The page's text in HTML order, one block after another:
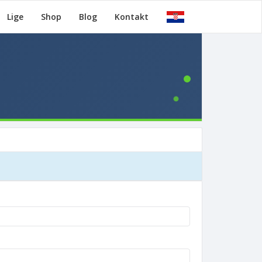
Lige Shop Blog Kontakt